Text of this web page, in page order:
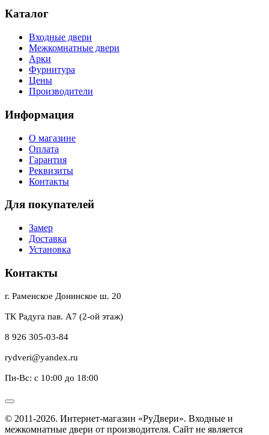
Каталог
Входные двери
Межкомнатные двери
Арки
Фурнитура
Цены
Производители
Информация
О магазине
Оплата
Гарантия
Реквизиты
Контакты
Для покупателей
Замер
Доставка
Установка
Контакты
г. Раменское Донинское ш. 20
ТК Радуга пав. А7 (2-ой этаж)
8 926 305-03-84
rydveri@yandex.ru
Пн-Вс: с 10:00 до 18:00
© 2011-2026. Интернет-магазин «РуДвери». Входные и
межкомнатные двери от производителя. Сайт не является